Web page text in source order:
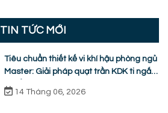
TIN TỨC MỚI
Tiêu chuẩn thiết kế vi khí hậu phòng ngủ
Master: Giải pháp quạt trần KDK ti ngắn
chuẩn nhân trắc học
14 Tháng 06, 2026